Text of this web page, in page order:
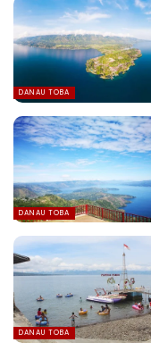
DANAU TOBA
DANAU TOBA
DANAU TOBA